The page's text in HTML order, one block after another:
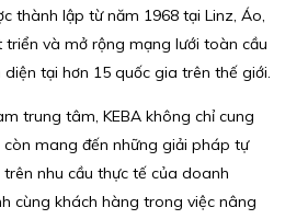
thành lập từ năm 1968 tại Linz, Áo,
và mở rộng mạng lưới toàn cầu
tại hơn 15 quốc gia trên thế giới.
trung tâm, KEBA không chỉ cung
mang đến những giải pháp tự
nhu cầu thực tế của doanh
cùng khách hàng trong việc nâng